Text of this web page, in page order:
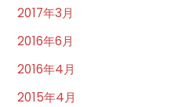
2017年3月
2016年6月
2016年4月
2015年4月